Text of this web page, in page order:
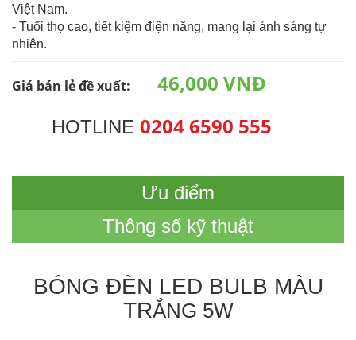
Việt Nam.
- Tuổi thọ cao, tiết kiệm điện năng, mang lại ánh sáng tự
nhiên.
Giá bán lẻ đề xuất: 46,000 VNĐ
HOTLINE 0204 6590 555
Ưu điểm
Thông số kỹ thuật
BÓNG ĐÈN LED BULB MÀU
TRẮNG 5W